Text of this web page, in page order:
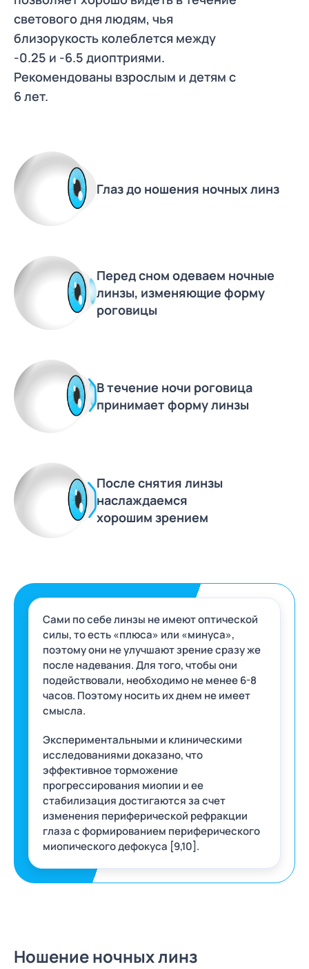
светового дня людям, чья
близорукость колеблется между
-0.25 и -6.5 диоптриями.
Рекомендованы взрослым и детям с
6 лет.
Глаз до ношения ночных линз
Перед сном одеваем ночные
линзы, изменяющие форму
роговицы
В течение ночи роговица
принимает форму линзы
После снятия линзы
наслаждаемся
хорошим зрением
Сами по себе линзы не имеют оптической
силы, то есть «плюса» или «минуса»,
поэтому они не улучшают зрение сразу же
после надевания. Для того, чтобы они
подействовали, необходимо не менее 6-8
часов. Поэтому носить их днем не имеет
смысла.
Экспериментальными и клиническими
исследованиями доказано, что
эффективное торможение
прогрессирования миопии и ее
стабилизация достигаются за счет
изменения периферической рефракции
глаза с формированием периферического
миопического дефокуса [9,10].
Ношение ночных линз